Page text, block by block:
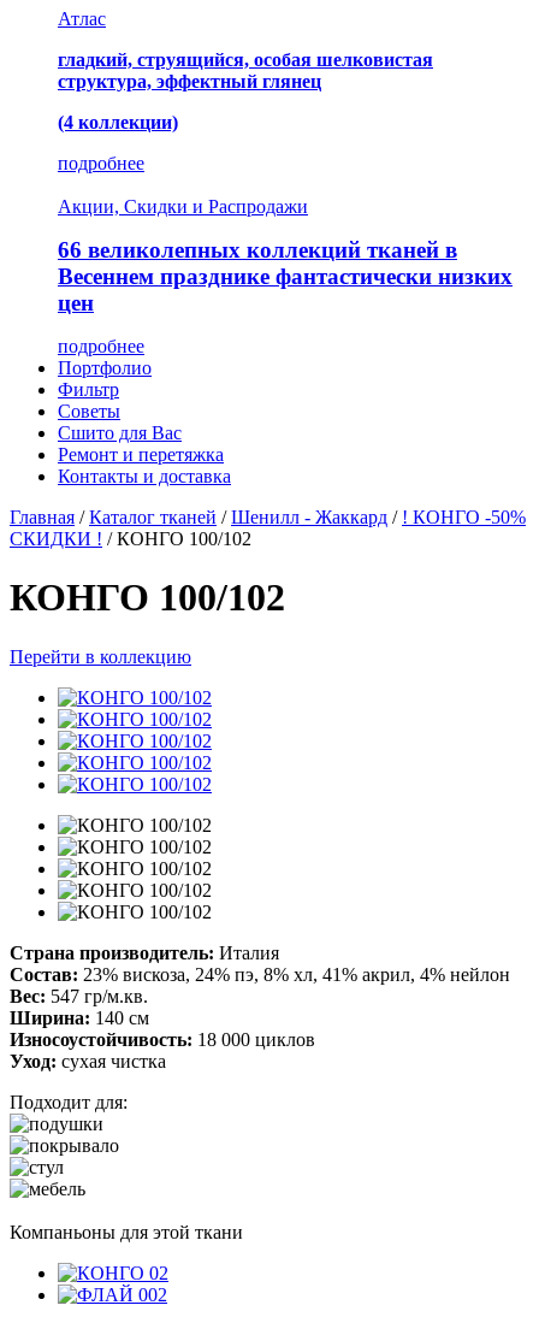
Атлас
гладкий, струящийся, особая шелковистая
структура, эффектный глянец
(4 коллекции)
подробнее
Акции, Скидки и Распродажи
66 великолепных коллекций тканей в
Весеннем празднике фантастически низких
цен
подробнее
Портфолио
Фильтр
Советы
Сшито для Вас
Ремонт и перетяжка
Контакты и доставка
Главная / Каталог тканей / Шенилл - Жаккард / ! КОНГО -50%
СКИДКИ ! / КОНГО 100/102
КОНГО 100/102
Перейти в коллекцию
Страна производитель: Италия
Состав: 23% вискоза, 24% пэ, 8% хл, 41% акрил, 4% нейлон
Вес: 547 гр/м.кв.
Ширина: 140 см
Износоустойчивость: 18 000 циклов
Уход: сухая чистка
Подходит для:
Компаньоны для этой ткани